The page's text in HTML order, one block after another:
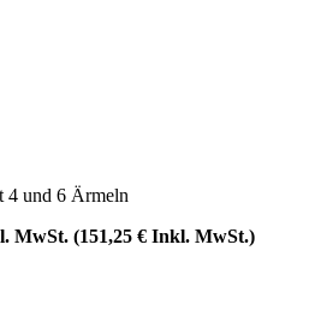
4 und 6 Ärmeln
MwSt. (151,25 € Inkl. MwSt.)